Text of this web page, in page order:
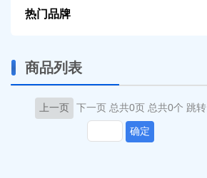
热门品牌
商品列表
上一页 下一页 总共0页 总共0个 跳转
确定